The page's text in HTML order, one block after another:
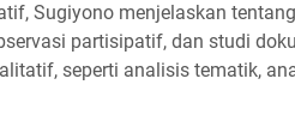
Sugiyono menjelaskan
partisipatif, dan studi
seperti analisis tematik,